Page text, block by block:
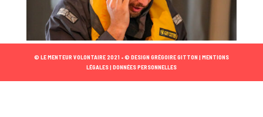
© LE MENTEUR VOLONTAIRE 2021 •© DESIGN GRÉGOIRE GITTON | MENTIONS
LÉGALES | DONNÉES PERSONNELLES